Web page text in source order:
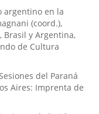
argentino en la
(coord.),
Brasil y Argentina,
de Cultura
del Paraná
Aires: Imprenta de